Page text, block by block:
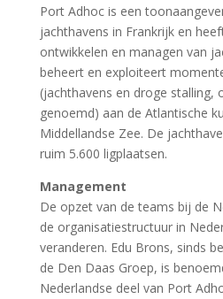
Port Adhoc is een
jachthavens in Frankrijk en
ontwikkelen en managen van
beheert en exploiteert
(jachthavens en droge stalling,
genoemd) aan de Atlantische
Middellandse Zee. De
ruim 5.600 ligplaatsen.
Management
De opzet van de teams bij de
de organisatiestructuur in
veranderen. Edu Brons, sinds
de Den Daas Groep, is
Nederlandse deel van Port